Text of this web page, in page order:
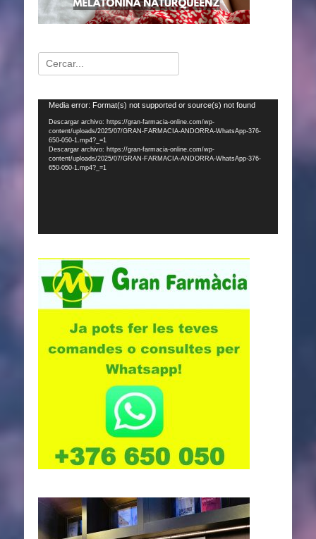
Buscar:
Reproductor
vídeo
Media error: Format(s) not supported or source(s) not found
Descargar archivo: https://gran-farmacia-online.com/wp-
content/uploads/2025/07/GRAN-FARMACIA-ANDORRA-WhatsApp-376-
650-050-1.mp4?_=1
Descargar archivo: https://gran-farmacia-online.com/wp-
content/uploads/2025/07/GRAN-FARMACIA-ANDORRA-WhatsApp-376-
650-050-1.mp4?_=1